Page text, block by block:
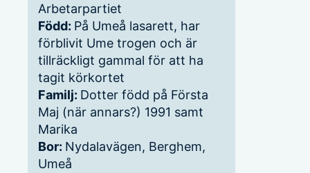
Arbetarpartiet
Född: På Umeå lasarett, har
förblivit Ume trogen och är
tillräckligt gammal för att ha
tagit körkortet
Familj: Dotter född på Första
Maj (när annars?) 1991 samt
Marika
Bor: Nydalavägen, Berghem,
Umeå